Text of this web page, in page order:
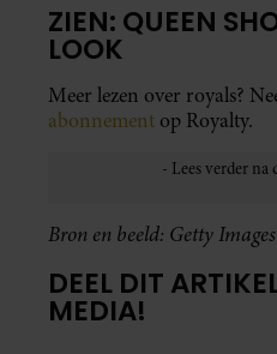
ZIEN: QUEEN
LOOK
Meer lezen over royals?
abonnement op Royalty.
Bron en beeld: Getty Images
DEEL DIT
MEDIA!